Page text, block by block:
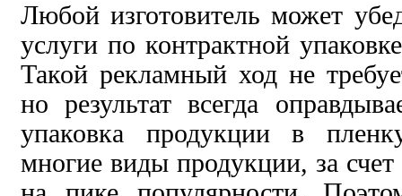
Любой изготовитель может
услуги по контрактной
Такой рекламный ход не
но результат всегда
упаковка продукции в
многие виды продукции, за